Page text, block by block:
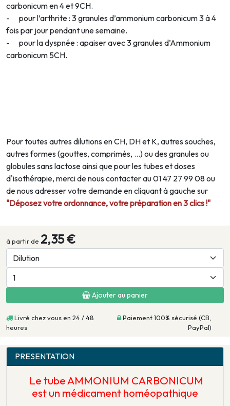
carbonicum en 4 et 9CH.
- pour l’arthrite : 3 granules d’ammonium carbonicum 3 à 4
fois par jour pendant une semaine.
- pour la dyspnée : apaiser avec 3 granules d’Ammonium
carbonicum 5CH.
Pour toutes autres dilutions en CH, DH et K, autres souches,
autres formes (gouttes, comprimés, …) ou des granules ou
globules sans lactose ainsi que pour les tubes et doses
d'isothérapie, merci de nous contacter au 01 47 27 99 08 ou
de nous adresser votre demande en cliquant à gauche sur
"Déposez votre ordonnance, votre préparation en 3 clics !"
à partir de 2,35 €
Ajouter au panier
Livré chez vous en 24 / 48
heures
Paiement 100% sécurisé (CB,
PayPal)
PRESENTATION
Le tube AMMONIUM CARBONICUM
est un médicament homéopathique